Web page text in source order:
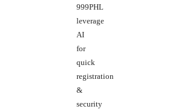
999PHL
leverage
AI
for
quick
registration
&
security